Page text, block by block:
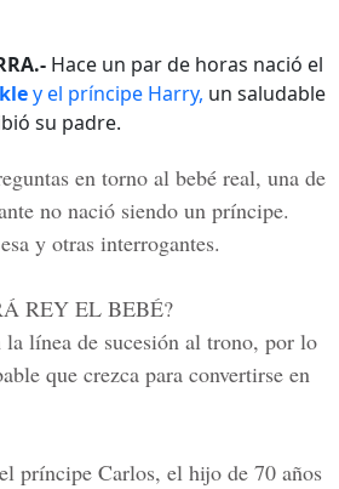
Hace un par de horas nació el
y el príncipe Harry, un saludable
su padre.
en torno al bebé real, una de
no nació siendo un príncipe.
y otras interrogantes.
REY EL BEBÉ?
la línea de sucesión al trono, por lo
que crezca para convertirse en
príncipe Carlos, el hijo de 70 años